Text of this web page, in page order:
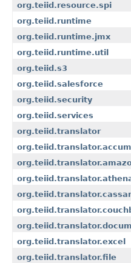
org.teiid.resource.spi
org.teiid.runtime
org.teiid.runtime.jmx
org.teiid.runtime.util
org.teiid.s3
org.teiid.salesforce
org.teiid.security
org.teiid.services
org.teiid.translator
org.teiid.translator.excel
org.teiid.translator.file